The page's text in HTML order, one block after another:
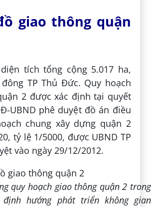
giao thông quận
tích tổng cộng 5.017 ha,
TP Thủ Đức. Quy hoạch
2 được xác định tại quyết
UBND phê duyệt đồ án điều
chung xây dựng quận 2
tỷ lệ 1/5000, được UBND TP
vào ngày 29/12/2012.
quy hoạch giao thông quận 2 trong
hướng phát triển không gian